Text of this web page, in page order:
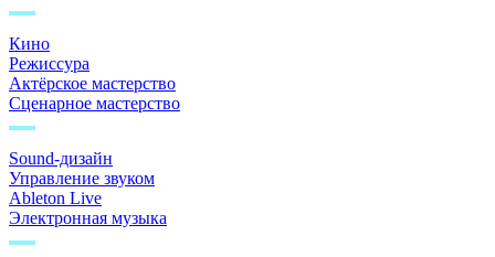
Кино
Режиссура
Актёрское мастерство
Сценарное мастерство
Sound-дизайн
Управление звуком
Ableton Live
Электронная музыка